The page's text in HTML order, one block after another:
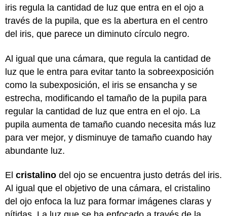
iris regula la cantidad de luz que entra en el ojo a
través de la pupila, que es la abertura en el centro
del iris, que parece un diminuto círculo negro.
Al igual que una cámara, que regula la cantidad de
luz que le entra para evitar tanto la sobreexposición
como la subexposición, el iris se ensancha y se
estrecha, modificando el tamaño de la pupila para
regular la cantidad de luz que entra en el ojo. La
pupila aumenta de tamaño cuando necesita más luz
para ver mejor, y disminuye de tamaño cuando hay
abundante luz.
El cristalino del ojo se encuentra justo detrás del iris.
Al igual que el objetivo de una cámara, el cristalino
del ojo enfoca la luz para formar imágenes claras y